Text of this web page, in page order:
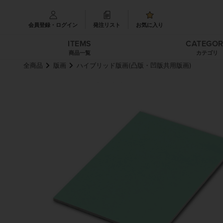
会員登録・ログイン 発注リスト お気に入り
ITEMS
商品一覧 カテゴリ
全商品 版画 ハイブリッド版画(凸版・凹版共用版画)